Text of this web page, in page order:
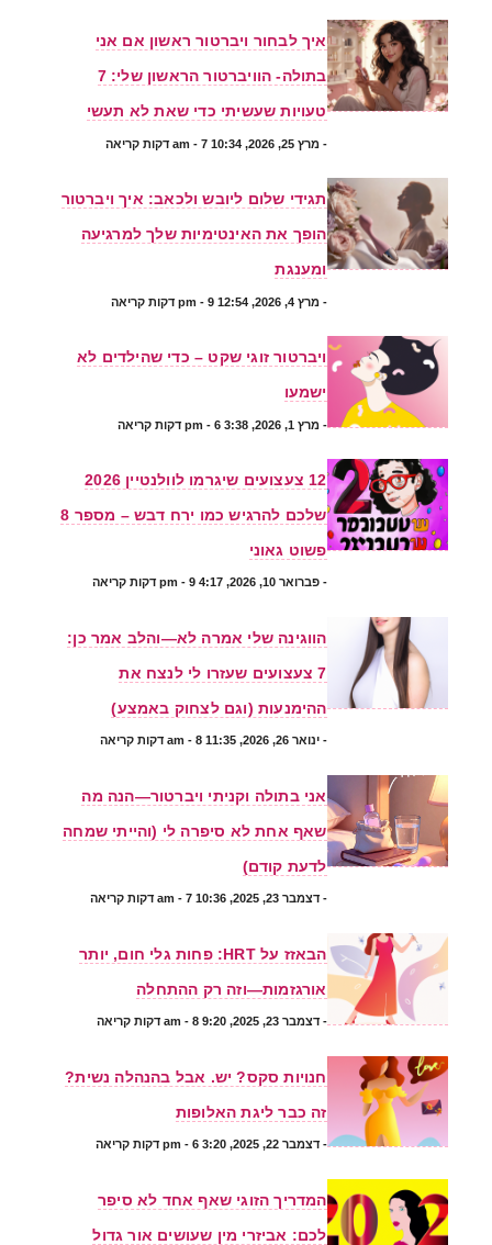
איך לבחור ויברטור ראשון אם אני
בתולה- הוויברטור הראשון שלי: 7
טעויות שעשיתי כדי שאת לא תעשי
- מרץ 25, 2026, 10:34 am - 7 דקות קריאה
תגידי שלום ליובש ולכאב: איך ויברטור
הופך את האינטימיות שלך למרגיעה
ומענגת
- מרץ 4, 2026, 12:54 pm - 9 דקות קריאה
ויברטור זוגי שקט – כדי שהילדים לא
ישמעו
- מרץ 1, 2026, 3:38 pm - 6 דקות קריאה
12 צעצועים שיגרמו לוולנטיין 2026
שלכם להרגיש כמו ירח דבש – מספר 8
פשוט גאוני
- פברואר 10, 2026, 4:17 pm - 9 דקות קריאה
הווגינה שלי אמרה לא—והלב אמר כן:
7 צעצועים שעזרו לי לנצח את
ההימנעות (וגם לצחוק באמצע)
- ינואר 26, 2026, 11:35 am - 8 דקות קריאה
אני בתולה וקניתי ויברטור—הנה מה
שאף אחת לא סיפרה לי (והייתי שמחה
לדעת קודם)
-דצמבר 23, 2025, 10:36 am - 7 דקות קריאה
הבאזז על HRT: פחות גלי חום, יותר
אורגזמות—וזה רק ההתחלה
-דצמבר 23, 2025, 9:20 am - 8 דקות קריאה
חנויות סקס? יש. אבל בהנהלה נשית?
זה כבר ליגת האלופות
-דצמבר 22, 2025, 3:20 pm - 6 דקות קריאה
המדריך הזוגי שאף אחד לא סיפר
לכם: אביזרי מין שעושים אור גדול